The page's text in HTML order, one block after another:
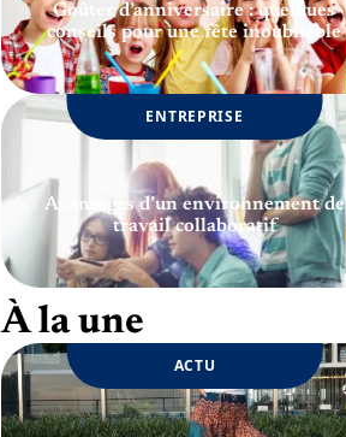
Goûter d’anniversaire : quelques
conseils pour une fête inoubliable
ENTREPRISE
Avantages d’un environnement de
travail collaboratif
À la une
ACTU